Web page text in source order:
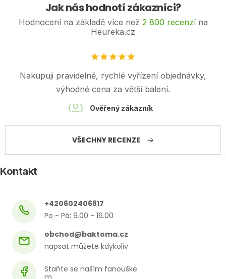
Jak nás hodnotí zákazníci?
Hodnocení na základě více než 2 800 recenzína
Heureka.cz
VŠECHNY RECENZE
Nakupuji pravidelně, rychlé vyřízení objednávky,
výhodné cena za větší balení.
Ověřený zákazník
Kontakt
obchod@baktoma.cz
+420602406817